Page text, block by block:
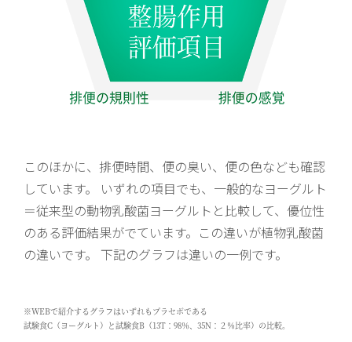
このほかに、排便時間、便の臭い、便の色なども確認
しています。 いずれの項目でも、一般的なヨーグルト
＝従来型の動物乳酸菌ヨーグルトと比較して、優位性
のある評価結果がでています。この違いが植物乳酸菌
の違いです。 下記のグラフは違いの一例です。
※WEBで紹介するグラフはいずれもプラセボである
試験食C（ヨーグルト）と試験食B（13T：98％、35N：２％比率）の比較。